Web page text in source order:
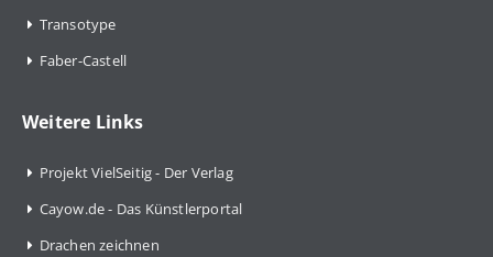
Transotype
Faber-Castell
Weitere Links
Projekt VielSeitig - Der Verlag
Cayow.de - Das Künstlerportal
Drachen zeichnen